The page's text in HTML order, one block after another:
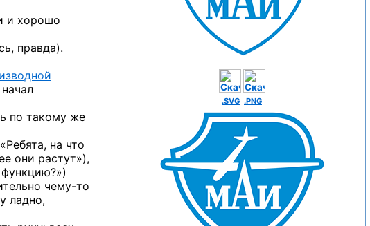
и хорошо
правда).
по такому же
на что
они растут»),
чему-то
ладно,
.SVG .PNG